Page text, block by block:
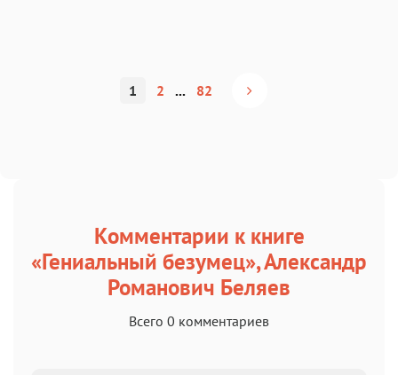
1 2 ... 82
Комментарии к книге
«Гениальный безумец», Александр
Романович Беляев
Всего 0 комментариев